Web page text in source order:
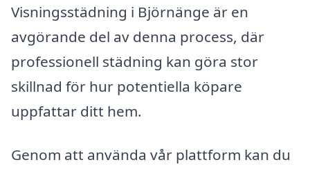
Visningsstädning i Björnänge är en
avgörande del av denna process, där
professionell städning kan göra stor
skillnad för hur potentiella köpare
uppfattar ditt hem.
Genom att använda vår plattform kan du